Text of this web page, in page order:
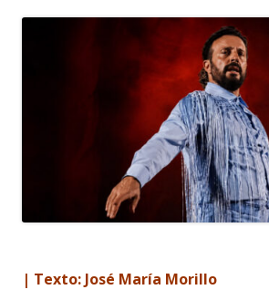
| Texto: José María Morillo